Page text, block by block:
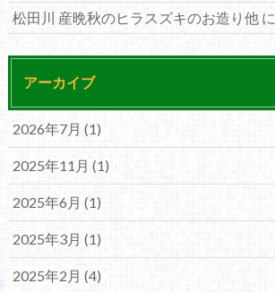
松田川 産晩秋のヒラスズキのお造り他に
アーカイブ
2026年7月 (1)
2025年11月 (1)
2025年6月 (1)
2025年3月 (1)
2025年2月 (4)